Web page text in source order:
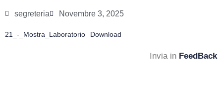
segreteria Novembre 3, 2025
21_-_Mostra_Laboratorio Download
Invia in FeedBack